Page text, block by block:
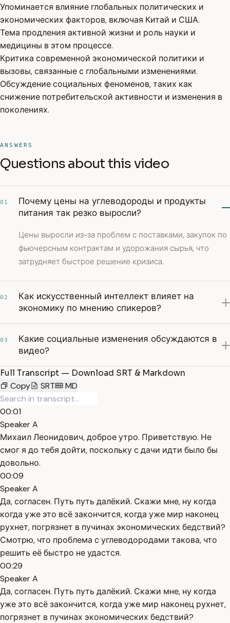
Упоминается влияние глобальных политических и
экономических факторов, включая Китай и США.
Тема продления активной жизни и роль науки и
медицины в этом процессе.
Критика современной экономической политики и
вызовы, связанные с глобальными изменениями.
Обсуждение социальных феноменов, таких как
снижение потребительской активности и изменения в
поколениях.
ANSWERS
Questions about this video
01
Почему цены на углеводороды и продукты
питания так резко выросли?
Цены выросли из-за проблем с поставками, закупок по
фьючерсным контрактам и удорожания сырья, что
затрудняет быстрое решение кризиса.
02
Как искусственный интеллект влияет на
экономику по мнению спикеров?
03
Какие социальные изменения обсуждаются в
видео?
Full Transcript — Download SRT & Markdown
Copy
SRT MD
00:01
Speaker A
Михаил Леонидович, доброе утро. Приветствую. Не
смог я до тебя дойти, поскольку с дачи идти было бы
довольно.
00:09
Speaker A
Да, согласен. Путь путь далёкий. Скажи мне, ну когда
когда уже это всё закончится, когда уже мир наконец
рухнет, погрязнет в пучинах экономических бедствий?
Смотрю, что проблема с углеводородами такова, что
решить её быстро не удастся.
00:29
Speaker A
Да, согласен. Путь путь далёкий. Скажи мне, ну когда
уже это всё закончится, когда уже мир наконец рухнет,
погрязнет в пучинах экономических бедствий?